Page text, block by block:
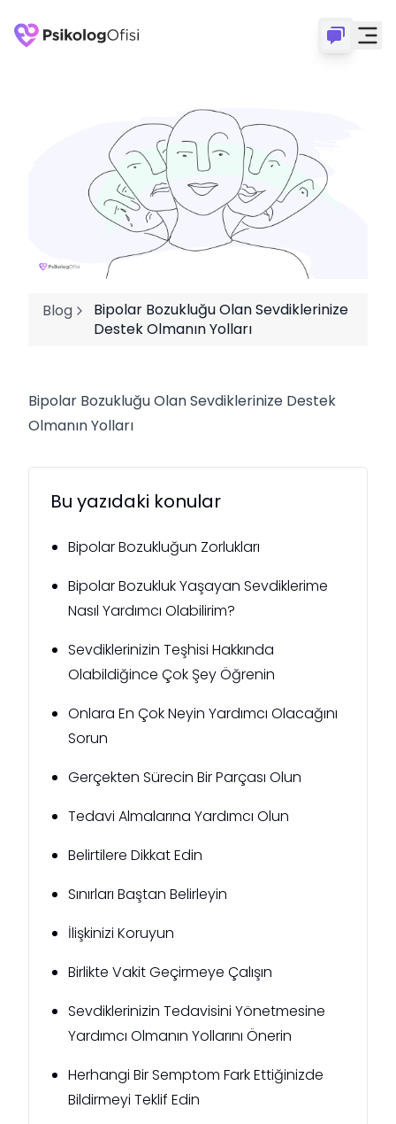
Blog
Bipolar Bozukluğu Olan Sevdiklerinize
Destek Olmanın Yolları
Bipolar Bozukluğu Olan Sevdiklerinize Destek
Olmanın Yolları
Bu yazıdaki konular
Bipolar Bozukluğun Zorlukları
Bipolar Bozukluk Yaşayan Sevdiklerime
Nasıl Yardımcı Olabilirim?
Sevdiklerinizin Teşhisi Hakkında
Olabildiğince Çok Şey Öğrenin
Onlara En Çok Neyin Yardımcı Olacağını
Sorun
Gerçekten Sürecin Bir Parçası Olun
Tedavi Almalarına Yardımcı Olun
Belirtilere Dikkat Edin
Sınırları Baştan Belirleyin
İlişkinizi Koruyun
Birlikte Vakit Geçirmeye Çalışın
Sevdiklerinizin Tedavisini Yönetmesine
Yardımcı Olmanın Yollarını Önerin
Herhangi Bir Semptom Fark Ettiğinizde
Bildirmeyi Teklif Edin